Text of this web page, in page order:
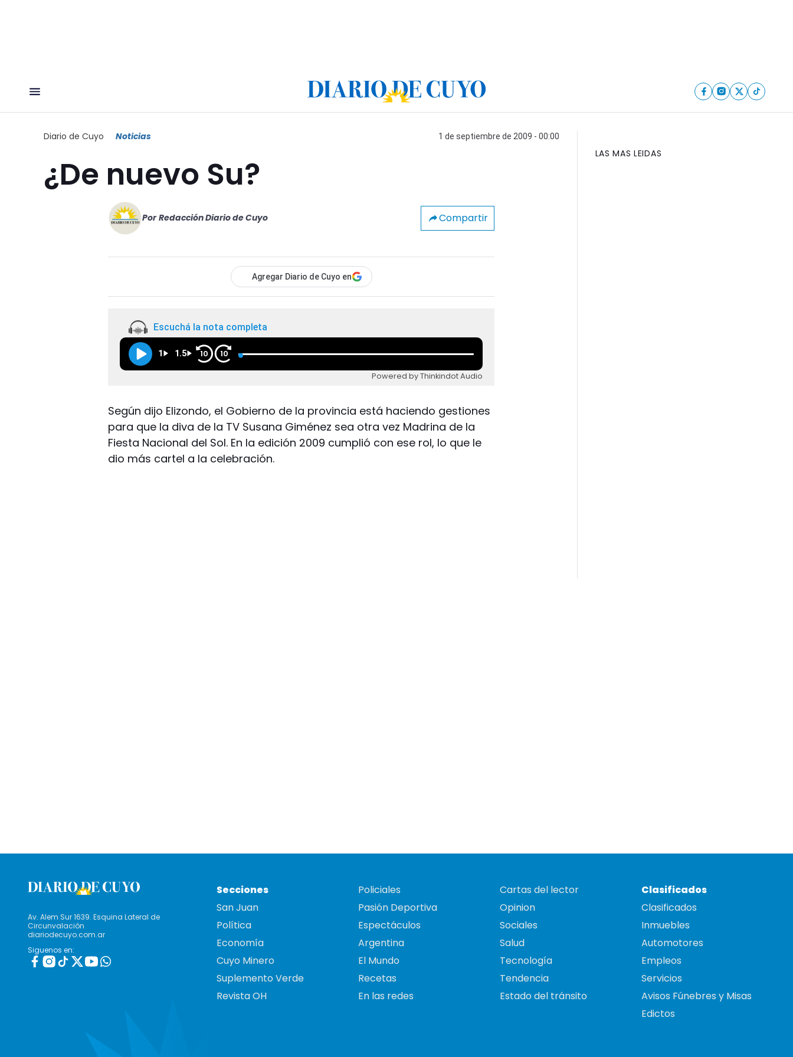
Diario de Cuyo Noticias 1 de septiembre de 2009 - 00:00
¿De nuevo Su?
Por Redacción Diario de Cuyo Compartir
Agregar Diario de Cuyo en
Escuchá la nota completa
1 1.5 10 10
Powered by Thinkindot Audio
Según dijo Elizondo, el Gobierno de la provincia está haciendo gestiones
para que la diva de la TV Susana Giménez sea otra vez Madrina de la
Fiesta Nacional del Sol. En la edición 2009 cumplió con ese rol, lo que le
dio más cartel a la celebración.
LAS MAS LEIDAS
Av. Alem Sur 1639. Esquina Lateral de
Circunvalación
diariodecuyo.com.ar
Siguenos en:
Secciones
San Juan
Política
Economía
Cuyo Minero
Suplemento Verde
Revista OH
Policiales
Pasión Deportiva
Espectáculos
Argentina
El Mundo
Recetas
En las redes
Cartas del lector
Opinion
Sociales
Salud
Tecnología
Tendencia
Estado del tránsito
Clasificados
Clasificados
Inmuebles
Automotores
Empleos
Servicios
Avisos Fúnebres y Misas
Edictos